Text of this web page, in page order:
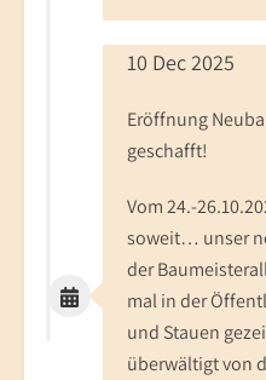
10 Dec 2025
Eröffnung
geschafft!
Vom 24.-
soweit… unser
der
mal in der
und Stauen
überwältigt von